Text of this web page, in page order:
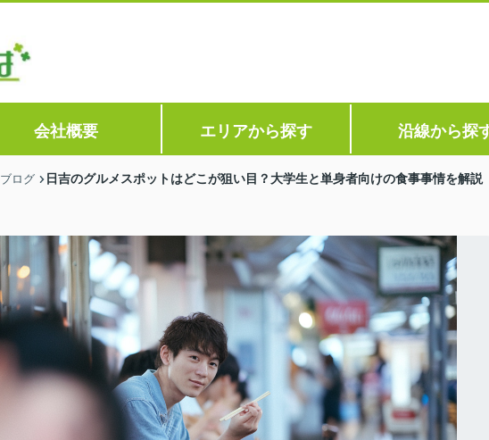
会社概要 エリアから探す 沿線から探
ブログ 日吉のグルメスポットはどこが狙い目？大学生と単身者向けの食事事情を解説